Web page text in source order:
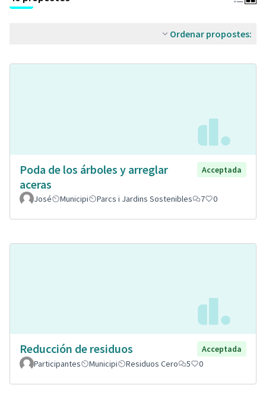
Ordenar propostes:
Poda de los árboles y arreglar
aceras
Acceptada
José Municipi Parcs i Jardins Sostenibles 7 0
Reducción de residuos
Acceptada
Participantes
Municipi Residuos Cero 5 0